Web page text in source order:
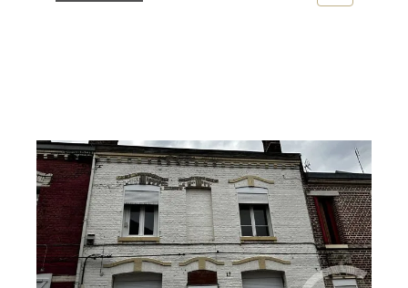
ST QUENTIN 02
170 m2
Ref : 4044
Immeuble à vendre
169 000 €